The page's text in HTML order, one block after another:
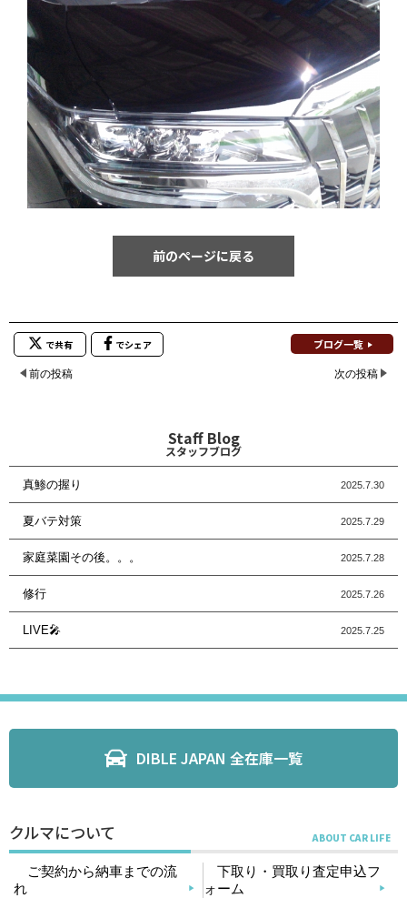
前のページに戻る
で共有 でシェア ブログ一覧
前の投稿 次の投稿
Staff Blog
スタッフブログ
真鯵の握り 2025.7.30
夏バテ対策 2025.7.29
家庭菜園その後。。。 2025.7.28
修行 2025.7.26
LIVE🎤 2025.7.25
DIBLE JAPAN 全在庫一覧
クルマについて
ご契約から納車までの流
れ
下取り・買取り査定申込フ
ォーム